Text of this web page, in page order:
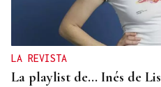
LA REVISTA
La playlist de... Inés de Lis